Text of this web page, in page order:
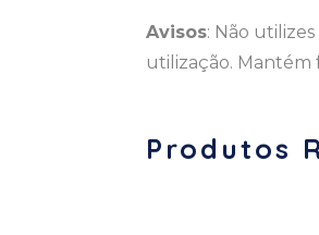
Avisos: Não
utilização. Mantém
Produtos